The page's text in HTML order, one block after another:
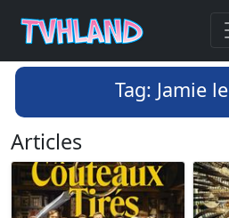
Tag: Jamie
Articles